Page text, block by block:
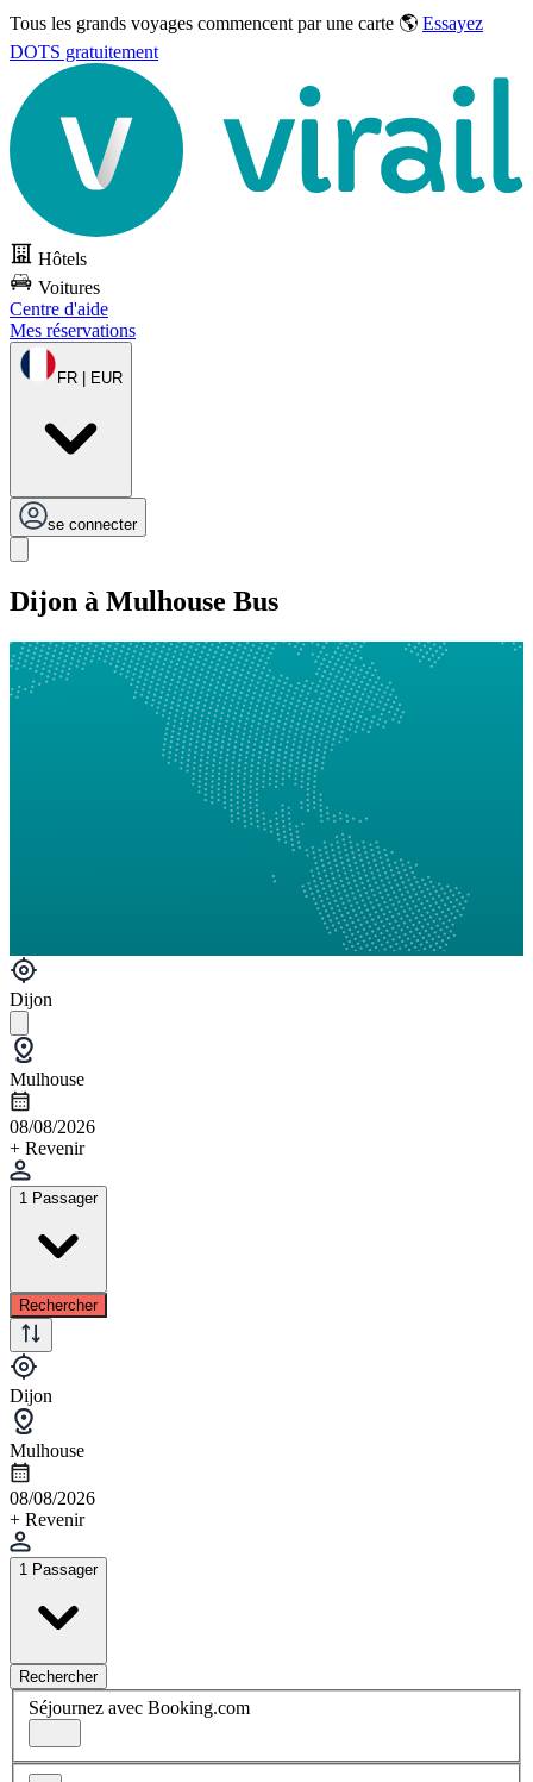
Tous les grands voyages commencent par une carte 🌎 Essayez
DOTS gratuitement
Hôtels
Voitures
Centre d'aide
Mes réservations
FR | EUR
se connecter
Dijon à Mulhouse Bus
Dijon
Mulhouse
08/08/2026
+ Revenir
1 Passager
Rechercher
Dijon
Mulhouse
08/08/2026
+ Revenir
1 Passager
Rechercher
Séjournez avec Booking.com